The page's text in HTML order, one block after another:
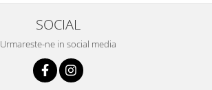
SOCIAL
Urmareste-ne in social media